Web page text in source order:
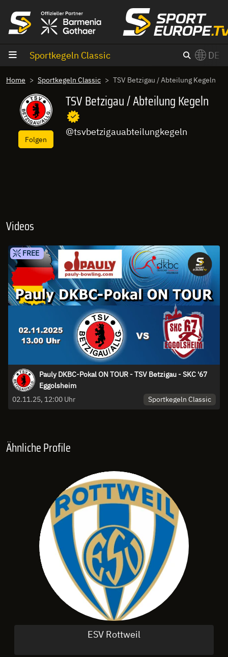
Sportkegeln Classic DE
Switch to English? ×
Home Sportkegeln Classic TSV Betzigau / Abteilung Kegeln
Folgen
TSV Betzigau / Abteilung Kegeln
@tsvbetzigauabteilungkegeln
Videos
FREE
Pauly DKBC-Pokal ON TOUR - TSV Betzigau - SKC '67
Eggolsheim
02.11.25, 12:00 Uhr
Sportkegeln Classic
Ähnliche Profile
ESV Rottweil